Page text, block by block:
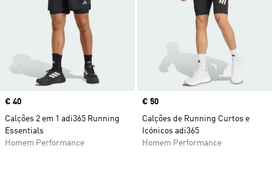
Price
€ 40
Calções 2 em 1 adi365 Running
Essentials
Homem Performance
Price
€ 50
Calções de Running Curtos e
Icónicos adi365
Homem Performance